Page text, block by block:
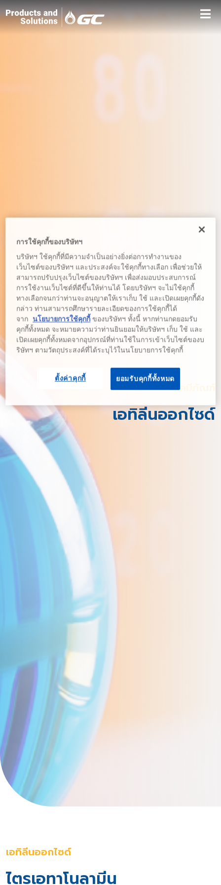
เคมีภัณฑ์
เอทิลีนออกไซด์
เอทิลีนออกไซด์
ไตรเอทาโนลามีน
การใช้คุกกี้ของบริษัทฯ
บริษัทฯ ใช้คุกกี้ที่มีความจำเป็นอย่างยิ่งต่อการทำงานของ
เว็บไซต์ของบริษัทฯ และประสงค์จะใช้คุกกี้ทางเลือก เพื่อช่วยให้
สามารถปรับปรุงเว็บไซต์ของบริษัทฯ เพื่อส่งมอบประสบการณ์
การใช้งานเว็บไซต์ที่ดีขึ้นให้ท่านได้ โดยบริษัทฯ จะไม่ใช้คุกกี้
ทางเลือกจนกว่าท่านจะอนุญาตให้เราเก็บ ใช้ และเปิดเผยคุกกี้ดัง
กล่าว ท่านสามารถศึกษารายละเอียดของการใช้คุกกี้ได้
จาก
นโยบายการใช้คุกกี้ ของบริษัทฯ ทั้งนี้ หากท่านกดยอมรับ
คุกกี้ทั้งหมด จะหมายความว่าท่านยินยอมให้บริษัทฯ เก็บ ใช้ และ
เปิดเผยคุกกี้ทั้งหมดจากอุปกรณ์ที่ท่านใช้ในการเข้าเว็บไซต์ของบ
ริษัทฯ ตามวัตถุประสงค์ที่ได้ระบุไว้ในนโยบายการใช้คุกกี้
ยอมรับคุกกี้ทั้งหมด
ตั้งค่าคุกกี้